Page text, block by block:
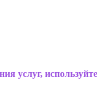
услуг,